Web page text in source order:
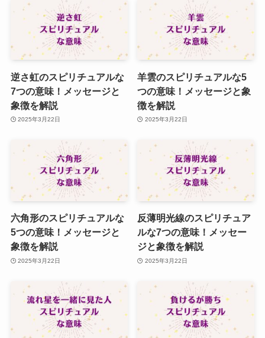
逆さ虹のスピリチュアルな
7つの意味！メッセージと
象徴を解説
2025年3月22日
羊雲のスピリチュアルな5
つの意味！メッセージと象
徴を解説
2025年3月22日
六角形のスピリチュアルな
5つの意味！メッセージと
象徴を解説
2025年3月22日
反薄明光線のスピリチュア
ルな7つの意味！メッセー
ジと象徴を解説
2025年3月22日